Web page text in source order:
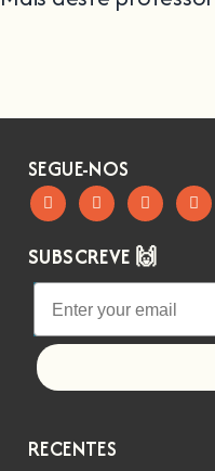
SEGUE-NOS
SUBSCREVE 🙌
RECENTES